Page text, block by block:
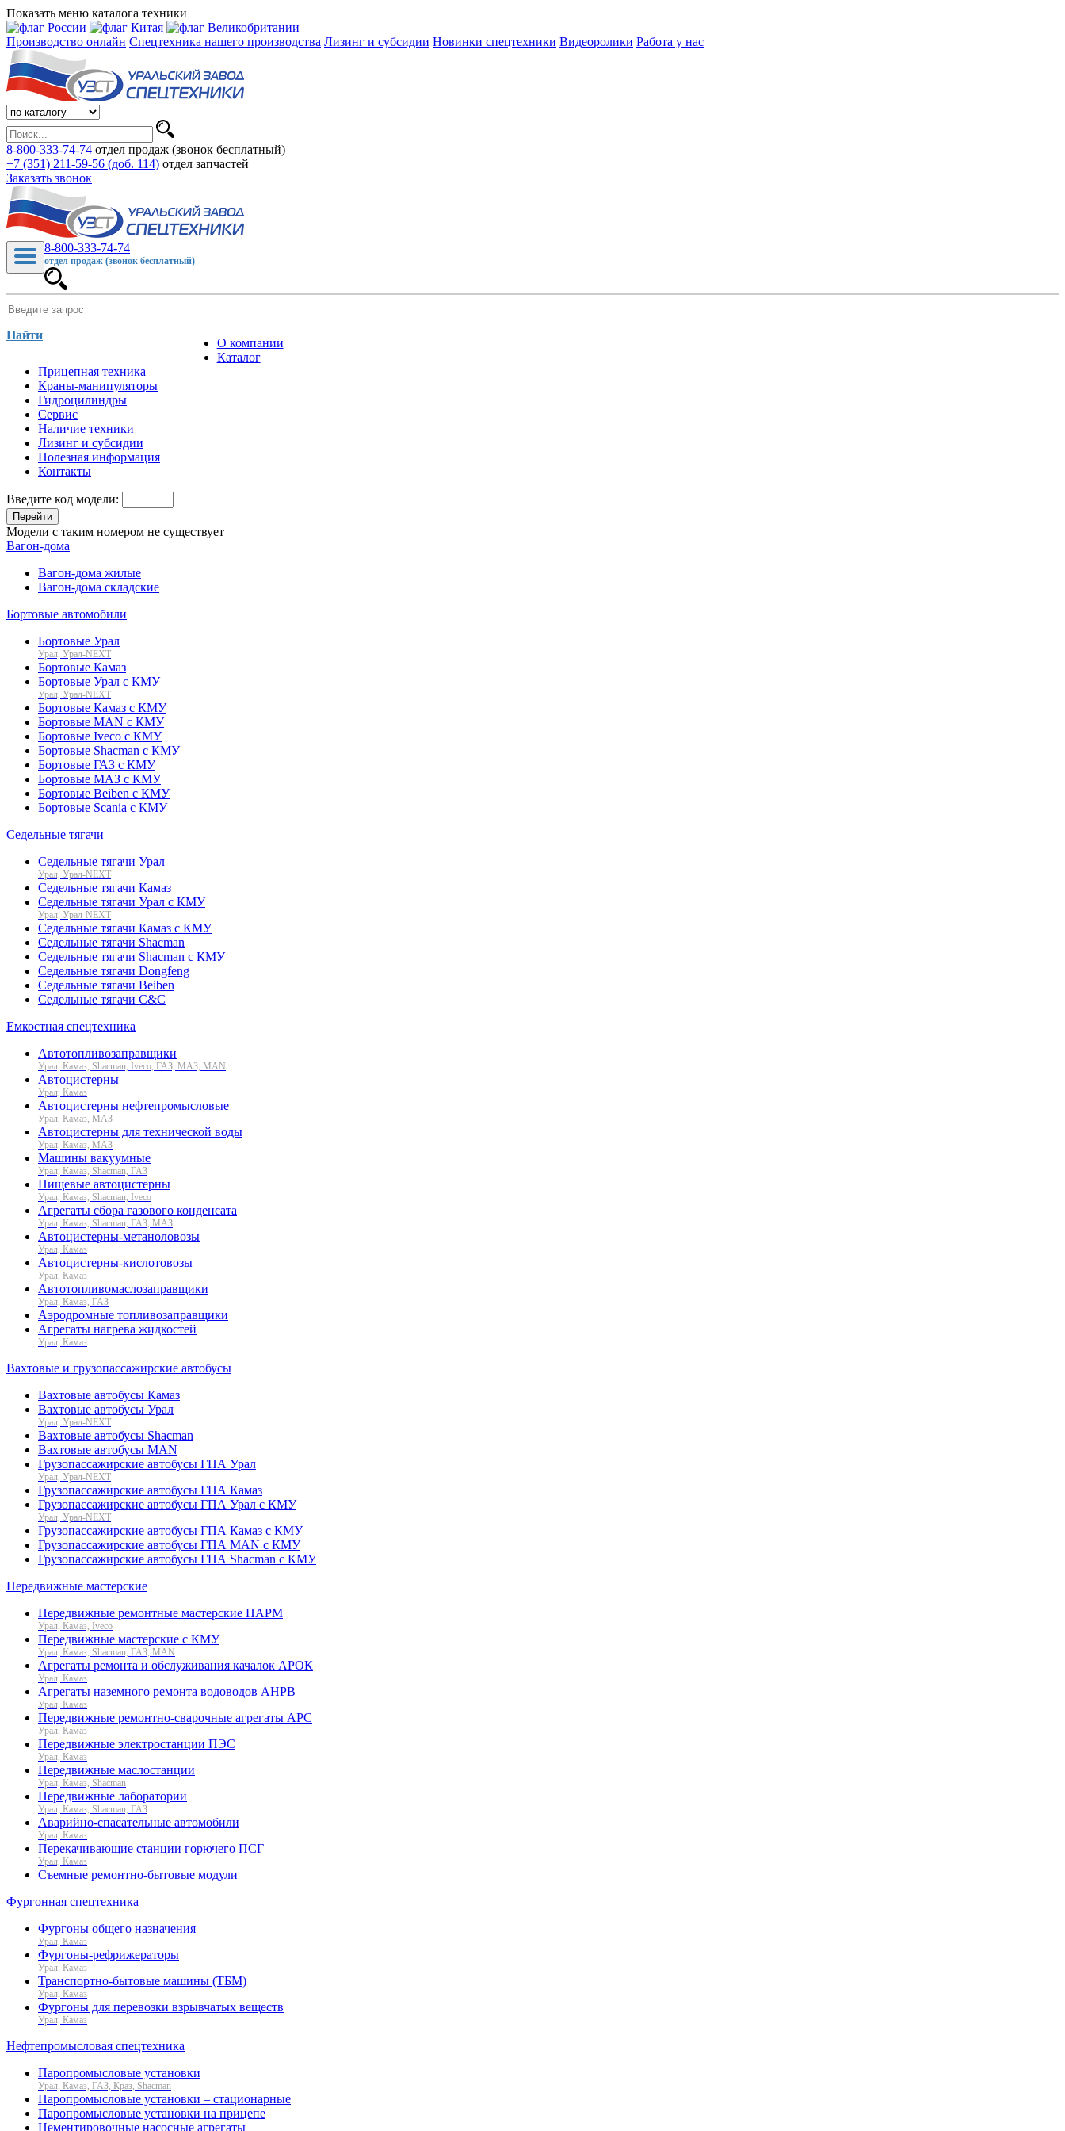
Показать меню каталога техники
Производство онлайн Спецтехника нашего производства Лизинг и субсидии Новинки спецтехники Видеоролики Работа у нас
8-800-333-74-74 отдел продаж (звонок бесплатный)
+7 (351) 211-59-56 (доб. 114) отдел запчастей
Заказать звонок
8-800-333-74-74
отдел продаж (звонок бесплатный)
Найти
О компании
Каталог
Прицепная техника
Краны-манипуляторы
Гидроцилиндры
Сервис
Наличие техники
Лизинг и субсидии
Полезная информация
Контакты
Введите код модели:
Перейти
Модели с таким номером не существует
Вагон-дома
Вагон-дома жилые
Вагон-дома складские
Бортовые автомобили
Бортовые Урал
Урал, Урал-NEXT
Бортовые Камаз
Бортовые Урал с КМУ
Урал, Урал-NEXT
Бортовые Камаз с КМУ
Бортовые MAN с КМУ
Бортовые Iveco с КМУ
Бортовые Shacman с КМУ
Бортовые ГАЗ с КМУ
Бортовые МАЗ с КМУ
Бортовые Beiben с КМУ
Бортовые Scania с КМУ
Седельные тягачи
Седельные тягачи Урал
Урал, Урал-NEXT
Седельные тягачи Камаз
Седельные тягачи Урал с КМУ
Урал, Урал-NEXT
Седельные тягачи Камаз с КМУ
Седельные тягачи Shacman
Седельные тягачи Shacman с КМУ
Седельные тягачи Dongfeng
Седельные тягачи Beiben
Седельные тягачи C&C
Емкостная спецтехника
Автотопливозаправщики
Урал, Камаз, Shacman, Iveco, ГАЗ, МАЗ, MAN
Автоцистерны
Урал, Камаз
Автоцистерны нефтепромысловые
Урал, Камаз, МАЗ
Автоцистерны для технической воды
Урал, Камаз, МАЗ
Машины вакуумные
Урал, Камаз, Shacman, ГАЗ
Пищевые автоцистерны
Урал, Камаз, Shacman, Iveco
Агрегаты сбора газового конденсата
Урал, Камаз, Shacman, ГАЗ, МАЗ
Автоцистерны-метаноловозы
Урал, Камаз
Автоцистерны-кислотовозы
Урал, Камаз
Автотопливомаслозаправщики
Урал, Камаз, ГАЗ
Аэродромные топливозаправщики
Агрегаты нагрева жидкостей
Урал, Камаз
Вахтовые и грузопассажирские автобусы
Вахтовые автобусы Камаз
Вахтовые автобусы Урал
Урал, Урал-NEXT
Вахтовые автобусы Shacman
Вахтовые автобусы MAN
Грузопассажирские автобусы ГПА Урал
Урал, Урал-NEXT
Грузопассажирские автобусы ГПА Камаз
Грузопассажирские автобусы ГПА Урал с КМУ
Урал, Урал-NEXT
Грузопассажирские автобусы ГПА Камаз с КМУ
Грузопассажирские автобусы ГПА MAN с КМУ
Грузопассажирские автобусы ГПА Shacman с КМУ
Передвижные мастерские
Передвижные ремонтные мастерские ПАРМ
Урал, Камаз, Iveco
Передвижные мастерские с КМУ
Урал, Камаз, Shacman, ГАЗ, MAN
Агрегаты ремонта и обслуживания качалок АРОК
Урал, Камаз
Агрегаты наземного ремонта водоводов АНРВ
Урал, Камаз
Передвижные ремонтно-сварочные агрегаты АРС
Урал, Камаз
Передвижные электростанции ПЭС
Урал, Камаз
Передвижные маслостанции
Урал, Камаз, Shacman
Передвижные лаборатории
Урал, Камаз, Shacman, ГАЗ
Аварийно-спасательные автомобили
Урал, Камаз
Перекачивающие станции горючего ПСГ
Урал, Камаз
Съемные ремонтно-бытовые модули
Фургонная спецтехника
Фургоны общего назначения
Урал, Камаз
Фургоны-рефрижераторы
Урал, Камаз
Транспортно-бытовые машины (ТБМ)
Урал, Камаз
Фургоны для перевозки взрывчатых веществ
Урал, Камаз
Нефтепромысловая спецтехника
Паропромысловые установки
Урал, Камаз, ГАЗ, Краз, Shacman
Паропромысловые установки – стационарные
Паропромысловые установки на прицепе
Цементировочные насосные агрегаты